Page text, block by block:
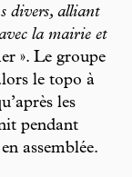
divers, alliant
la mairie et
». Le groupe
le topo à
les
pendant
assemblée.